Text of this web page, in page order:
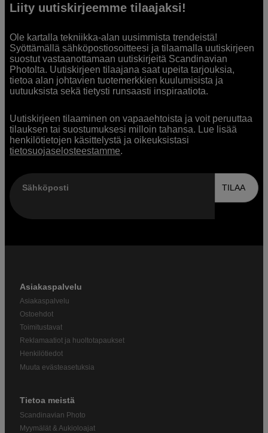
Liity uutiskirjeemme tilaajaksi!
Ole kartalla tekniikka-alan uusimmista trendeistä!
Syöttämällä sähköpostiosoitteesi ja tilaamalla uutiskirjeen
suostut vastaanottamaan uutiskirjeitä Scandinavian
Photolta. Uutiskirjeen tilaajana saat upeita tarjouksia,
tietoa alan johtavien tuotemerkkien kuulumisista ja
uutuuksista sekä tietysti runsaasti inspiraatiota.
Uutiskirjeen tilaaminen on vapaaehtoista ja voit peruuttaa
tilauksen tai suostumuksesi milloin tahansa. Lue lisää
henkilötietojen käsittelystä ja oikeuksistasi
tietosuojaselosteestamme.
Sähköposti TILAA
Asiakaspalvelu
Asiakaspalvelu
Ostoehdot
Toimitustavat
Reklamaatiot ja huoltotapaukset
Henkilötiedot
Muuta evästeasetuksia
Tietoa meistä
Scandinavian Photo
Myymälät & Aukioloajat